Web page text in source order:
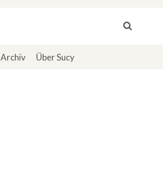
Archiv Über Sucy